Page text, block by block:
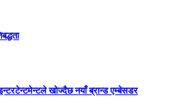
खोज्दैछ नयाँ ब्रान्ड एम्बेसडर